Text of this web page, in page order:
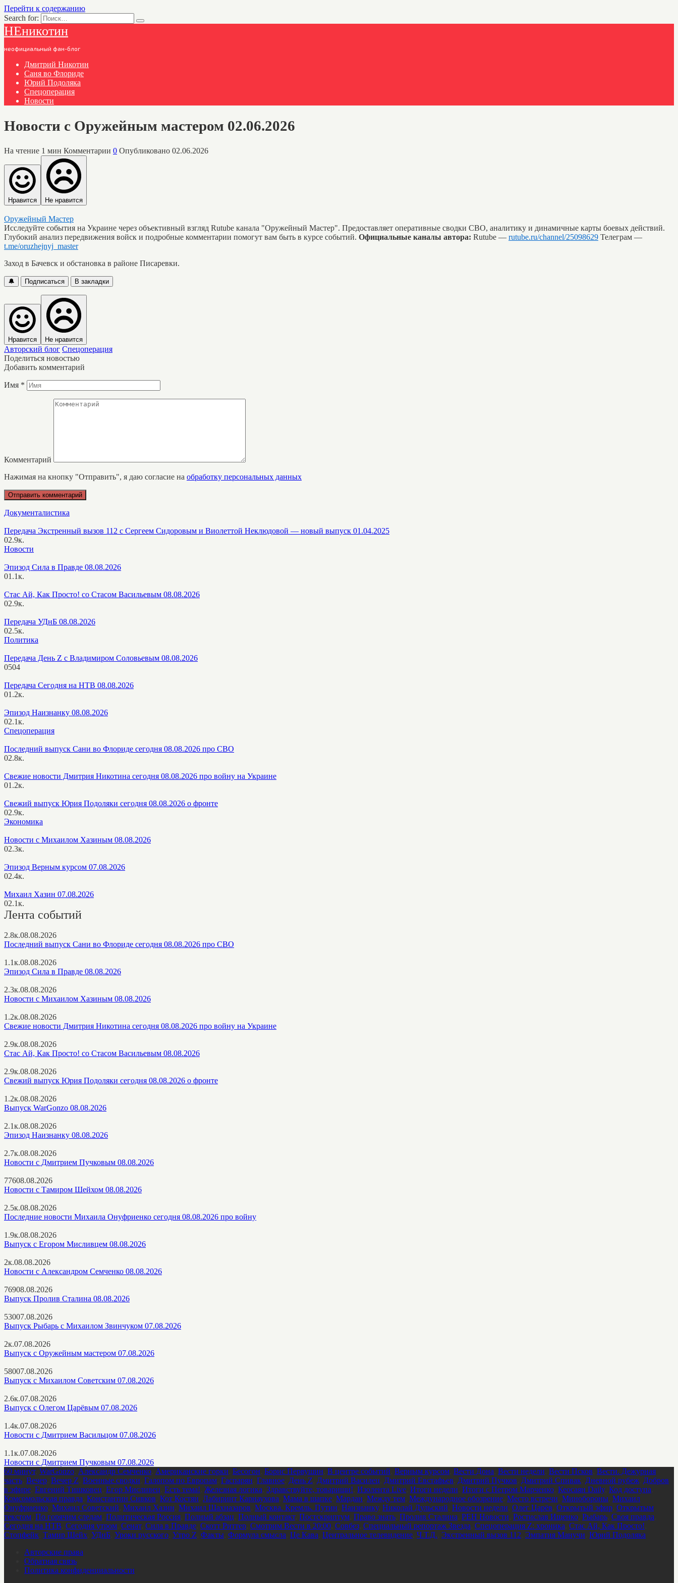
Перейти к содержанию
Search for:
НЕникотин
неофициальный фан-блог
Дмитрий Никотин
Саня во Флориде
Юрий Подоляка
Спецоперация
Новости
Новости с Оружейным мастером 02.06.2026
На чтение 1 мин Комментарии 0 Опубликовано 02.06.2026
Нравится Не нравится
Оружейный Мастер
Исследуйте события на Украине через объективный взгляд Rutube канала "Оружейный Мастер". Предоставляет оперативные сводки СВО, аналитику и динамичные карты боевых действий.
Глубокий анализ передвижения войск и подробные комментарии помогут вам быть в курсе событий. Официальные каналы автора: Rutube — rutube.ru/channel/25098629 Телеграм —
t.me/oruzhejnyj_master
Заход в Бачевск и обстановка в районе Писаревки.
🔔 Подписаться В закладки
Нравится Не нравится
Авторский блог Спецоперация
Поделиться новостью
Добавить комментарий
Имя *
Комментарий
Нажимая на кнопку "Отправить", я даю согласие на обработку персональных данных
Документалистика
Передача Экстренный вызов 112 с Сергеем Сидоровым и Виолеттой Неклюдовой — новый выпуск 01.04.2025
02.9к.
Новости
Эпизод Сила в Правде 08.08.2026
01.1к.
Стас Ай, Как Просто! со Стасом Васильевым 08.08.2026
02.9к.
Передача УДнБ 08.08.2026
02.5к.
Политика
Передача День Z с Владимиром Соловьевым 08.08.2026
0504
Передача Сегодня на НТВ 08.08.2026
01.2к.
Эпизод Наизнанку 08.08.2026
02.1к.
Спецоперация
Последний выпуск Сани во Флориде сегодня 08.08.2026 про СВО
02.8к.
Свежие новости Дмитрия Никотина сегодня 08.08.2026 про войну на Украине
01.2к.
Свежий выпуск Юрия Подоляки сегодня 08.08.2026 о фронте
02.9к.
Экономика
Новости с Михаилом Хазиным 08.08.2026
02.3к.
Эпизод Верным курсом 07.08.2026
02.4к.
Михаил Хазин 07.08.2026
02.1к.
Лента событий
2.8к.08.08.2026
Последний выпуск Сани во Флориде сегодня 08.08.2026 про СВО
1.1к.08.08.2026
Эпизод Сила в Правде 08.08.2026
2.3к.08.08.2026
Новости с Михаилом Хазиным 08.08.2026
1.2к.08.08.2026
Свежие новости Дмитрия Никотина сегодня 08.08.2026 про войну на Украине
2.9к.08.08.2026
Стас Ай, Как Просто! со Стасом Васильевым 08.08.2026
2.9к.08.08.2026
Свежий выпуск Юрия Подоляки сегодня 08.08.2026 о фронте
1.2к.08.08.2026
Выпуск WarGonzo 08.08.2026
2.1к.08.08.2026
Эпизод Наизнанку 08.08.2026
2.7к.08.08.2026
Новости с Дмитрием Пучковым 08.08.2026
77608.08.2026
Новости с Тамиром Шейхом 08.08.2026
2.5к.08.08.2026
Последние новости Михаила Онуфриенко сегодня 08.08.2026 про войну
1.9к.08.08.2026
Выпуск с Егором Мисливцем 08.08.2026
2к.08.08.2026
Новости с Александром Семченко 08.08.2026
76908.08.2026
Выпуск Пролив Сталина 08.08.2026
53007.08.2026
Выпуск Рыбарь с Михаилом Звинчуком 07.08.2026
2к.07.08.2026
Выпуск с Оружейным мастером 07.08.2026
58007.08.2026
Выпуск с Михаилом Советским 07.08.2026
2.6к.07.08.2026
Выпуск с Олегом Царёвым 07.08.2026
1.4к.07.08.2026
Новости с Дмитрием Васильцом 07.08.2026
1.1к.07.08.2026
Новости с Дмитрием Пучковым 07.08.2026
60 минут, WarGonzo Александр Семченко Американские горки Бесогон Борис Первушин В центре событий Верным курсом Вести Дона Вести недели Вести Псков Вести. Дежурная
часть Вечер Вечер Z Военные сводки Галопом по Европам Гаспарян Главное День Z Дмитрий Василец Дмитрий Евстафьев Дмитрий Пучков Дмитрий Спивак Дневной рубеж Добров
в эфире Евгений Тишковец Егор Мисливец Есть тема! Железная логика Здравствуйте, товарищи! Изолента Live Итоги недели Итоги с Петром Марченко Кеосаян Daily, Код доступа
Комсомольская правда Константин Сивков Кот Костян Лабиринт Карнаухова Мама в шапке Мардан Между тем Международное обозрение Место встречи Минобороны Михаил
Онуфриенко Михаил Советский Михаил Хазин Михаил Шахназаров Москва. Кремль. Путин Наизнанку, Николай Дульский Новости недели Олег Царёв Открытый эфир Открытым
текстом По горячим следам Политическая Россия Полный абзац Полный контакт, Постскриптум Право знать Пролив Сталина РЕН Новости Ростислав Ищенко Рыбарь Своя правда
Сегодня на НТВ Сегодня утром Сенат, Сила в Правде Скотт Риттер Смотрим Вести в 20:00 Совбез Специальный репортаж Звезда Спецоперация Z: хроника Стас Ай, Как Просто!
Стопфейк Тамир Шейх УДнБ Уроки русского Утро Z Факты Формула смысла Це Кава Центральное телевидение Ч.Т.Д. Экстренный вызов 112 Эмпатия Манучи Юрий Подоляка
Авторские права
Обратная связь
Политика конфиденциальности